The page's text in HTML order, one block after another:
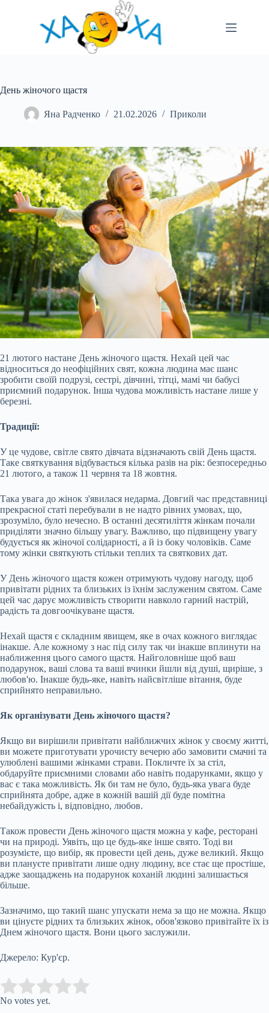
День жіночого щастя
Яна Радченко 21.02.2026 Приколи
21 лютого настане День жіночого щастя. Нехай цей час
відноситься до неофіційних свят, кожна людина має шанс
зробити своїй подрузі, сестрі, дівчині, тітці, мамі чи бабусі
приємний подарунок. Інша чудова можливість настане лише у
березні.
Традиції:
У це чудове, світле свято дівчата відзначають свій День щастя.
Таке святкування відбувається кілька разів на рік: безпосередньо
21 лютого, а також 11 червня та 18 жовтня.
Така увага до жінок з'явилася недарма. Довгий час представниці
прекрасноїстаті перебували в не надто рівних умовах, що,
зрозуміло, було нечесно. В останні десятиліття жінкам почали
приділяти значно більшу увагу. Важливо, що підвищену увагу
будується як жіночої солідарності, а й із боку чоловіків. Саме
тому жінки святкують стільки теплих та святкових дат.
У День жіночого щастя кожен отримують чудову нагоду, щоб
привітати рідних та близьких із їхнім заслуженим святом. Саме
цей час дарує можливість створити навколо гарний настрій,
радість та довгоочікуване щастя.
Нехай щастя є складним явищем, яке в очах кожного виглядає
інакше. Але кожному з нас під силу так чи інакше вплинути на
наближення цього самого щастя. Найголовніше щоб ваш
подарунок, ваші слова та ваші вчинки йшли від душі, щиріше, з
любов'ю. Інакше будь-яке, навіть найсвітліше вітання, буде
сприйнято неправильно.
Як організувати День жіночого щастя?
Якщо ви вирішили привітати найближчих жінок у своєму житті,
ви можете приготувати урочисту вечерю або замовити смачні та
улюблені вашими жінками страви. Покличте їх за стіл,
обдаруйте приємними словами або навіть подарунками, якщо у
вас є така можливість. Як би там не було, будь-яка увага буде
сприйнята добре, адже в кожній вашій дії буде помітна
небайдужість і, відповідно, любов.
Також провести День жіночого щастя можна у кафе, ресторані
чи на природі. Уявіть, що це будь-яке інше свято. Тоді ви
розумієте, що вибір, як провести цей день, дуже великий. Якщо
ви плануєте привітати лише одну людину, все стає ще простіше,
адже заощаджень на подарунок коханій людині залишається
більше.
Зазначимо, що такий шанс упускати нема за що не можна. Якщо
ви цінуєте рідних та близьких жінок, обов'язково привітайте їх із
Днем жіночого щастя. Вони цього заслужили.
Джерело: Кур'єр.
Rate this item:
No votes yet.